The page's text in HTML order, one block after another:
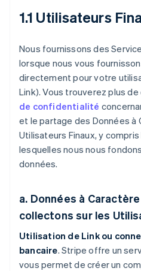
1.1 Utilisateurs
Nous fournissons des
lorsque nous vous
directement pour votre
Link). Vous trouverez plus
de confidentialité
et le partage des Données à
Utilisateurs Finaux, y compris
lesquelles nous nous
données.
a. Données à
collectons sur les
Utilisation de Link ou
bancaire. Stripe offre un
vous permet de créer un